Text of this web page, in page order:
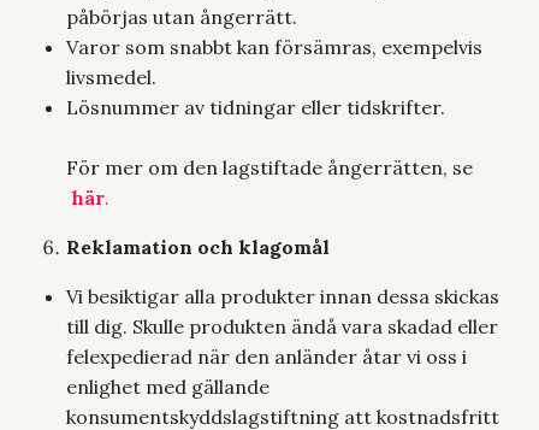
påbörjas utan ångerrätt.
Varor som snabbt kan försämras, exempelvis
livsmedel.
Lösnummer av tidningar eller tidskrifter.
För mer om den lagstiftade ångerrätten, se
här.
Reklamation och klagomål
Vi besiktigar alla produkter innan dessa skickas
till dig. Skulle produkten ändå vara skadad eller
felexpedierad när den anländer åtar vi oss i
enlighet med gällande
konsumentskyddslagstiftning att kostnadsfritt